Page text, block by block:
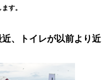
す。
、トイレが以前より近